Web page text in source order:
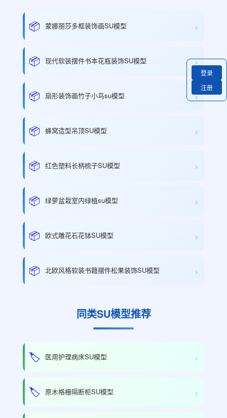
📦 蒙娜丽莎多框装饰画SU模型 ›
📦 现代软装摆件书本花瓶装饰SU模型 ›
📦 扇形装饰画竹子小鸟su模型 ›
📦 蜂窝造型吊顶SU模型 ›
📦 红色塑料长柄梳子SU模型 ›
📦 绿萝盆栽室内绿植su模型 ›
📦 欧式雕花石花钵SU模型 ›
📦 北欧风格软装书籍摆件松果装饰SU模型 ›
同类SU模型推荐
🏷️ 医用护理病床SU模型 ›
🏷️ 原木格栅隔断柜SU模型 ›
登录
注册